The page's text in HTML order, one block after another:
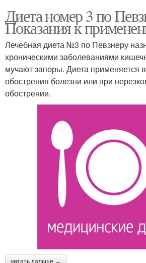
Диета номер 3 по
Показания к
Лечебная диета №3 по Певзнеру
хроническими заболеваниями
мучают запоры. Диета применяется
обострения болезни или при
обострении.